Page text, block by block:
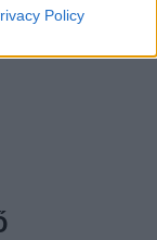
Policy